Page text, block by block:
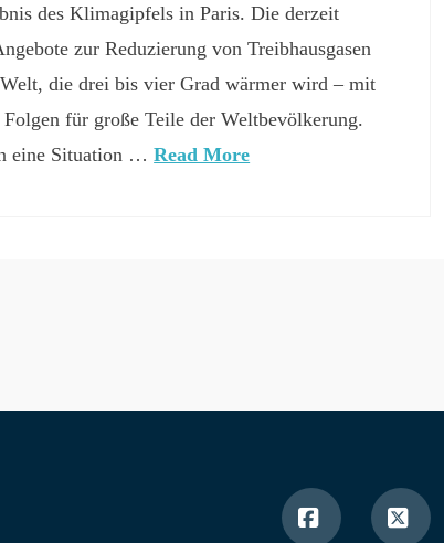
des Klimagipfels in Paris. Die derzeit
zur Reduzierung von Treibhausgasen
die drei bis vier Grad wärmer wird – mit
Folgen für große Teile der Weltbevölkerung.
eine Situation …Read More